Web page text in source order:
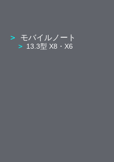
モバイルノート
13.3型 X8・X6